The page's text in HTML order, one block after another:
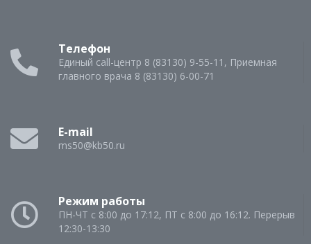
Телефон
Единый call-центр 8 (83130) 9-55-11, Приемная
главного врача 8 (83130) 6-00-71
E-mail
ms50@kb50.ru
Режим работы
ПН-ЧТ с 8:00 до 17:12, ПТ с 8:00 до 16:12. Перерыв
12:30-13:30